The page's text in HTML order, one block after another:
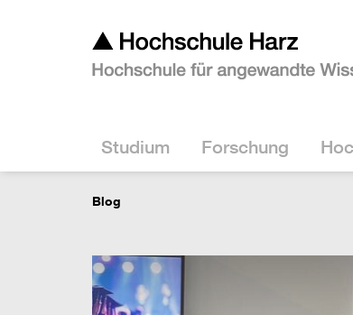
Studium Forschung
Blog
Virtuelle